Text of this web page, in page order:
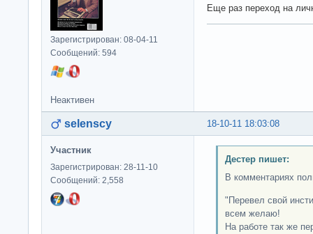
Зарегистрирован: 08-04-11
Сообщений: 594
Еще раз переход на
Неактивен
18-10-11 18:03:08
selenscy
Участник
Зарегистрирован: 28-11-10
Сообщений: 2,558
Дестер пишет:
В комментариях
"Перевел свой
всем желаю!
На работе так же